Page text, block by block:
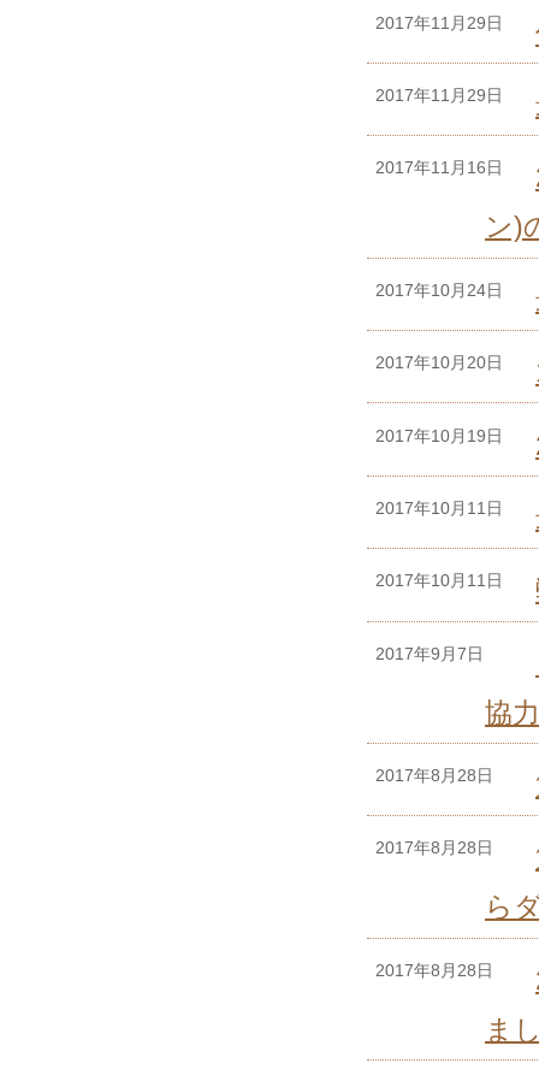
2017年11月29日
2017年11月29日
2017年11月16日
ン)
2017年10月24日
2017年10月20日
2017年10月19日
2017年10月11日
2017年10月11日
2017年9月7日
協
2017年8月28日
2017年8月28日
ら
2017年8月28日
ま